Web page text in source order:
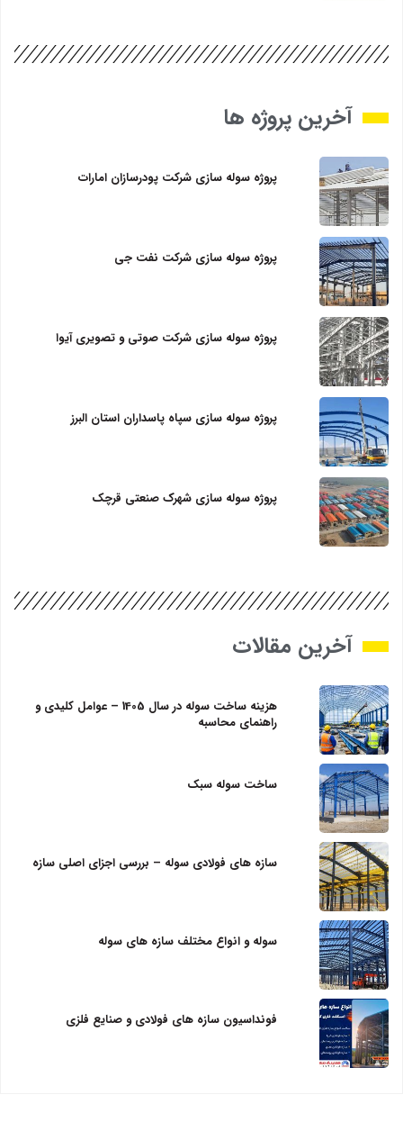
آخرین پروژه ها
پروژه سوله سازی شرکت پودرسازان امارات
پروژه سوله سازی شرکت نفت جی
پروژه سوله سازی شرکت صوتی و تصویری آیوا
پروژه سوله سازی سپاه پاسداران استان البرز
پروژه سوله سازی شهرک صنعتی قرچک
آخرین مقالات
هزینه ساخت سوله در سال 1405 – عوامل کلیدی و
راهنمای محاسبه
ساخت سوله سبک
سازه‌ های فولادی سوله – بررسی اجزای اصلی سازه
سوله و انواع مختلف سازه های سوله
فونداسیون سازه های فولادی و صنایع فلزی